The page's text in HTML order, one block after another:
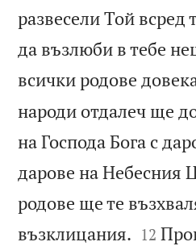
развесели Той всред
да възлюби в тебе
всички родове
народи отдалеч ще
на Господа Бога с
дарове на Небесния
родове ще те
възклицания. 

12